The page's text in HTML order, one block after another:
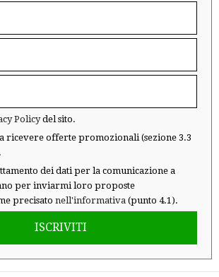
Policydel sito.
ricevere offerte promozionali (sezione 3.3
dei dati per la comunicazione a
per inviarmi loro proposte
precisato nell'informativa (punto 4.1).
ISCRIVITI